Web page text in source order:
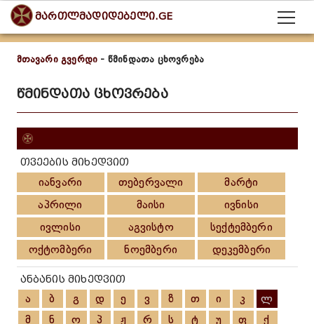
მართლმადიდებელი.GE
მთავარი გვერდი - წმინდათა ცხოვრება
წმინდათა ცხოვრება
თვეების მიხედვით
იანვარი თებერვალი
მარტი
აპრილი
მაისი
ივნისი
ივლისი
აგვისტო
სექტემბერი
ოქტომბერი
ნოემბერი დეკემბერი
ანბანის მიხედვით
ა ბ გ დ ე ვ ზ თ ი კ
ლ
მ
ნ ო პ ჟ რ ს ტ უ ფ
ქ